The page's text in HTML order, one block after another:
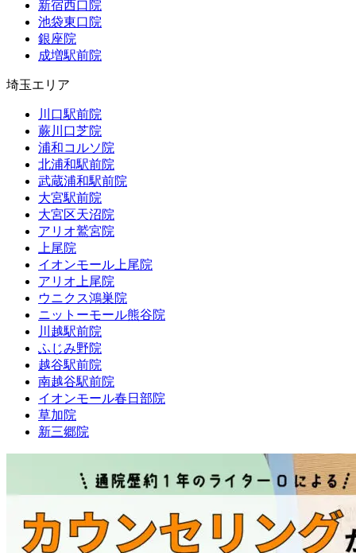
新宿西口院
池袋東口院
銀座院
成増駅前院
埼玉エリア
川口駅前院
蕨川口芝院
浦和コルソ院
北浦和駅前院
武蔵浦和駅前院
大宮駅前院
大宮区天沼院
アリオ鷲宮院
上尾院
イオンモール上尾院
アリオ上尾院
ウニクス鴻巣院
ニットーモール熊谷院
川越駅前院
ふじみ野院
越谷駅前院
南越谷駅前院
イオンモール春日部院
草加院
新三郷院